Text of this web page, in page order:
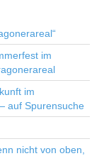
im
im
auf Spurensuche
nicht von oben,